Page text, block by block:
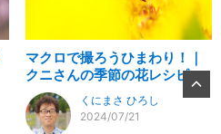
マクロで撮ろうひまわり！｜
クニさんの季節の花レシピ
くにまさ ひろし
2024/07/21